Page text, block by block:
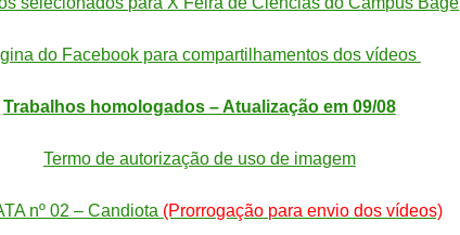
do Facebook para compartilhamentos dos vídeos
Trabalhos homologados – Atualização em 09/08
Termo de autorização de uso de imagem
nº 02 – Candiota (Prorrogação para envio dos vídeos)